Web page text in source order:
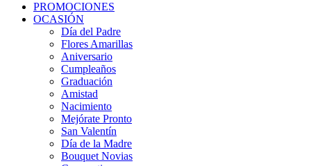
PROMOCIONES
OCASIÓN
Día del Padre
Flores Amarillas
Aniversario
Cumpleaños
Graduación
Amistad
Nacimiento
Mejórate Pronto
San Valentín
Día de la Madre
Bouquet Novias